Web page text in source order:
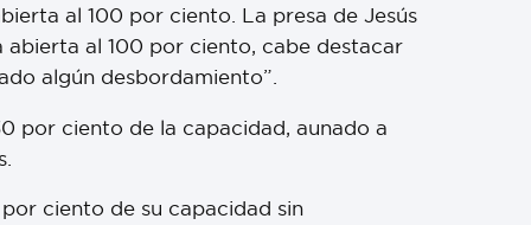
al 100 por ciento. La presa de Jesús
al 100 por ciento, cabe destacar
algún desbordamiento”.
por ciento de la capacidad, aunado a
ciento de su capacidad sin